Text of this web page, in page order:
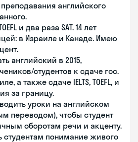
английского
и два раза SAT. 14 лет
в Израиле и Канаде. Имею
английский в 2015,
студентов к сдаче гос.
а также сдаче IELTS, TOEFL, и
за границу.
уроки на английском
переводом), чтобы студент
оборотам речи и акценту.
студентам понимание живого